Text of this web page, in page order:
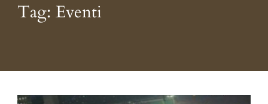
Tag: Eventi